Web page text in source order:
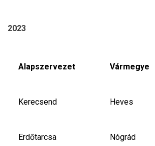
2023
Alapszervezet Vármegye
Kerecsend Heves
Erdőtarcsa Nógrád